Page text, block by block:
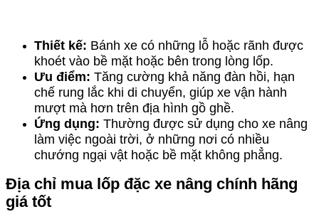
Thiết kế: Bánh xe có những lỗ hoặc rãnh được
khoét vào bề mặt hoặc bên trong lòng lốp.
Ưu điểm: Tăng cường khả năng đàn hồi, hạn
chế rung lắc khi di chuyển, giúp xe vận hành
mượt mà hơn trên địa hình gồ ghề.
Ứng dụng: Thường được sử dụng cho xe nâng
làm việc ngoài trời, ở những nơi có nhiều
chướng ngại vật hoặc bề mặt không phẳng.
Địa chỉ mua lốp đặc xe nâng chính hãng
giá tốt